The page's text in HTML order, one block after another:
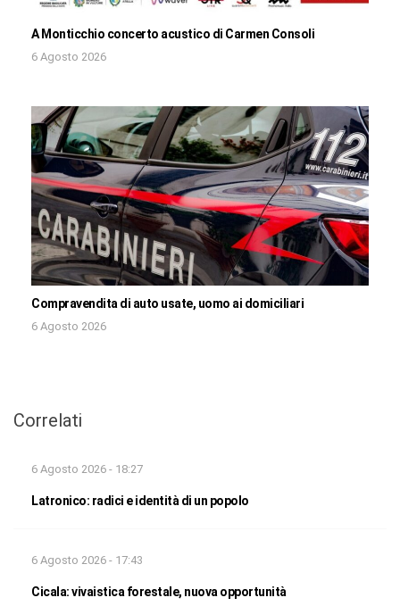
A Monticchio concerto acustico di Carmen Consoli
6 Agosto 2026
Compravendita di auto usate, uomo ai domiciliari
6 Agosto 2026
Correlati
6 Agosto 2026 - 18:27
Latronico: radici e identità di un popolo
6 Agosto 2026 - 17:43
Cicala: vivaistica forestale, nuova opportunità